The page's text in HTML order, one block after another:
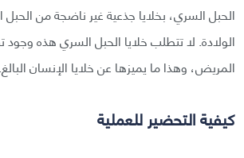
الحبل السري، بخلايا جذعية غير ناضجة من
الولادة. لا تتطلب خلايا الحبل السري هذه وجود
المريض، وهذا ما يميزها عن خلايا الإنسان البالغ.
كيفية التحضير للعملية